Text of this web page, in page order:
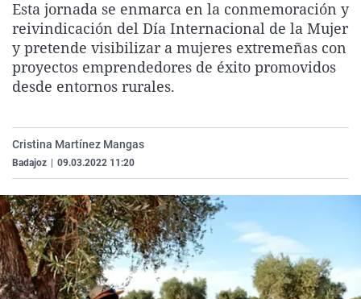
La rosa de los vientos
Gente viajera
Como el perro y el
Caso
Retornados
Equipo de
Extremadura
Galicia
La Rioja
País Vasco
Virales
Televisión
Elecciones
Esta jornada se enmarca en la conmemoración y
reivindicación del Día Internacional de la Mujer
y pretende visibilizar a mujeres extremeñas con
proyectos emprendedores de éxito promovidos
desde entornos rurales.
Cristina Martínez Mangas
Badajoz 09.03.2022 11:20